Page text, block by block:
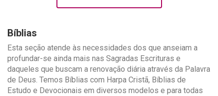
Bíblias
Esta seção atende às necessidades dos que anseiam a
profundar-se ainda mais nas Sagradas Escrituras e
daqueles que buscam a renovação diária através da Palavra
de Deus. Temos Bíblias com Harpa Cristã, Bíblias de
Estudo e Devocionais em diversos modelos e para todas